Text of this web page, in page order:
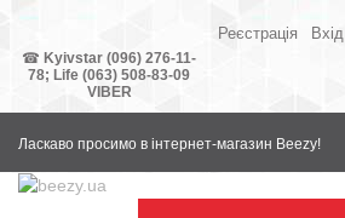
Реєстрація Вхід
☎ Kyivstar (096) 276-11-
78; Life (063) 508-83-09
VIBER
Ласкаво просимо в інтернет-магазин Beezy!